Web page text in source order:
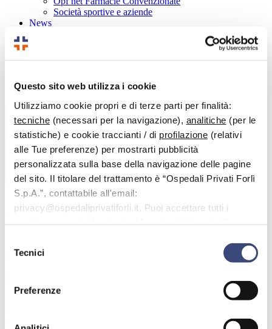
Questo sito web utilizza i cookie
Utilizziamo cookie propri e di terze parti per finalità:
tecniche (necessari per la navigazione), analitiche (per le
statistiche) e cookie traccianti / di profilazione (relativi
alle Tue preferenze) per mostrarti pubblicità
personalizzata sulla base della navigazione delle pagine
del sito. Il titolare del trattamento è “Ospedali Privati Forlì
S.p.A.”, contattabile all'email:
privacy@ospedaliprivatiforli.it. Puoi accettare tutti i
gestire le tue preferenze facendo clic su “Personalizza”.
delTecnici
Preferenze
Società sportive e aziende
News
Medicina e Chirurgia
l’Università degli Studi di Ferrara, con votazione di 110/110, e
successivamente la Specializzazione in Ortopedia e Traumatologia
occupa principalmente di chirurgia protesica di anca e ginocchio,